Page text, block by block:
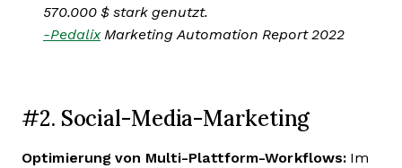
570.000 $ stark genutzt.
-PedalixMarketing Automation Report 2022
#2. Social-Media-Marketing
Optimierung von Multi-Plattform-Workflows: Im